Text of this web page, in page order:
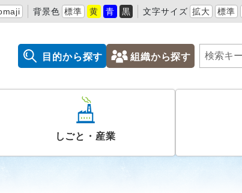
背景色 標準 黄 青 黒 文字サイズ 拡大 標準
目的から探す 組織から探す
しごと・産業